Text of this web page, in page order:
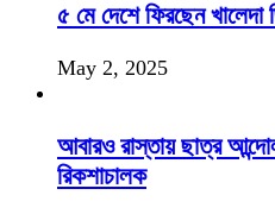
৫ মে দেশে ফিরছেন
May 2, 2025
আবারও রাস্তায় ছাত্র
রিকশাচালক